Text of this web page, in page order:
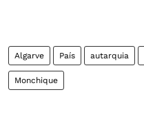
Algarve País autarquia
Monchique